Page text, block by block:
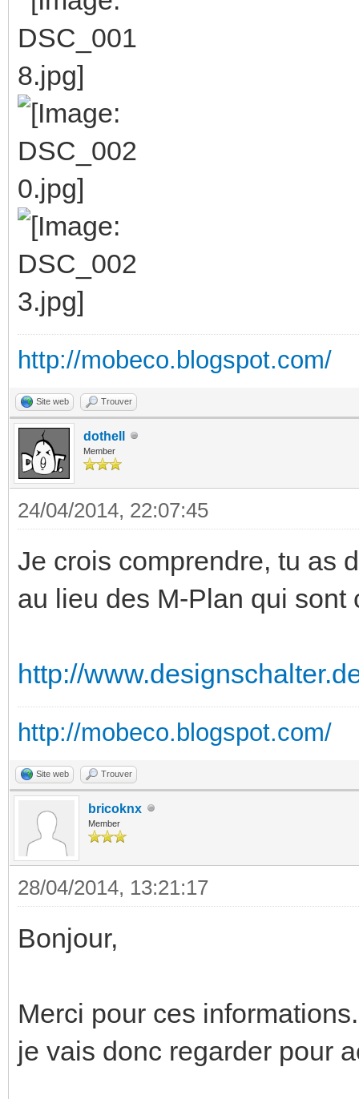
http://mobeco.blogspot.com/
Site web Trouver
dothell
Member
24/04/2014, 22:07:45
Je crois comprendre, tu as
au lieu des M-Plan qui sont
http://
http://mobeco.blogspot.com/
Site web Trouver
bricoknx
Member
28/04/2014, 13:21:17
Bonjour,
Merci pour ces informations.
je vais donc regarder pour